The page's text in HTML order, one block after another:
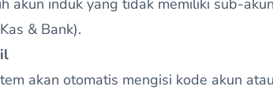
akun induk yang tidak memiliki sub-
& Bank).
akan otomatis mengisi kode akun